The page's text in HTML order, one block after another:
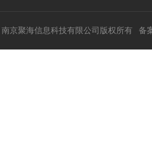
京聚海信息科技有限公司版权所有 备